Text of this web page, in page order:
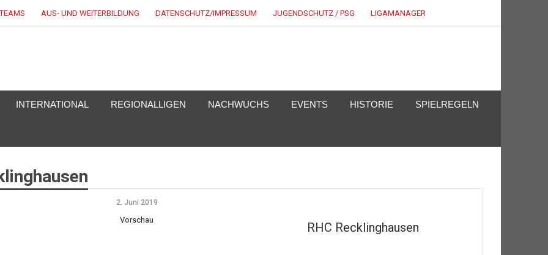
AUS- UND WEITERBILDUNG DATENSCHUTZ/IMPRESSUM JUGENDSCHUTZ / PSG LIGAMANAGER
INTERNATIONAL REGIONALLIGEN NACHWUCHS EVENTS HISTORIE SPIELREGELN
RHC Recklinghausen
2. Juni 2019
Vorschau